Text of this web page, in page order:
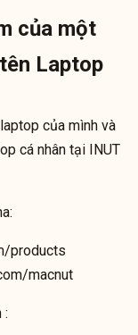
của một
Laptop
của mình và
cá nhân tại INUT
products
macnut
: